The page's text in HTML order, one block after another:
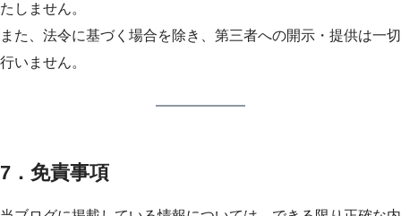
たしません。
また、法令に基づく場合を除き、第三者への開示・提供は一切
行いません。
7．免責事項